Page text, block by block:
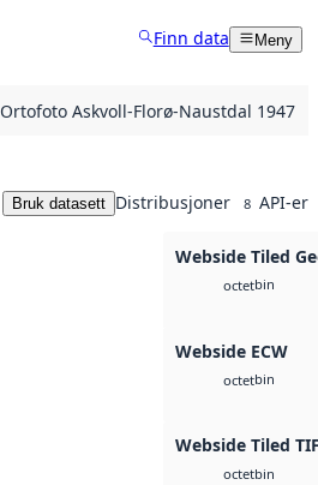
Finn data Meny
Ortofoto Askvoll-Florø-Naustdal 1947
Bruk datasett Distribusjoner 8 API-er
Webside Tiled
octetbin
Webside ECW
octetbin
Webside Tiled
octetbin